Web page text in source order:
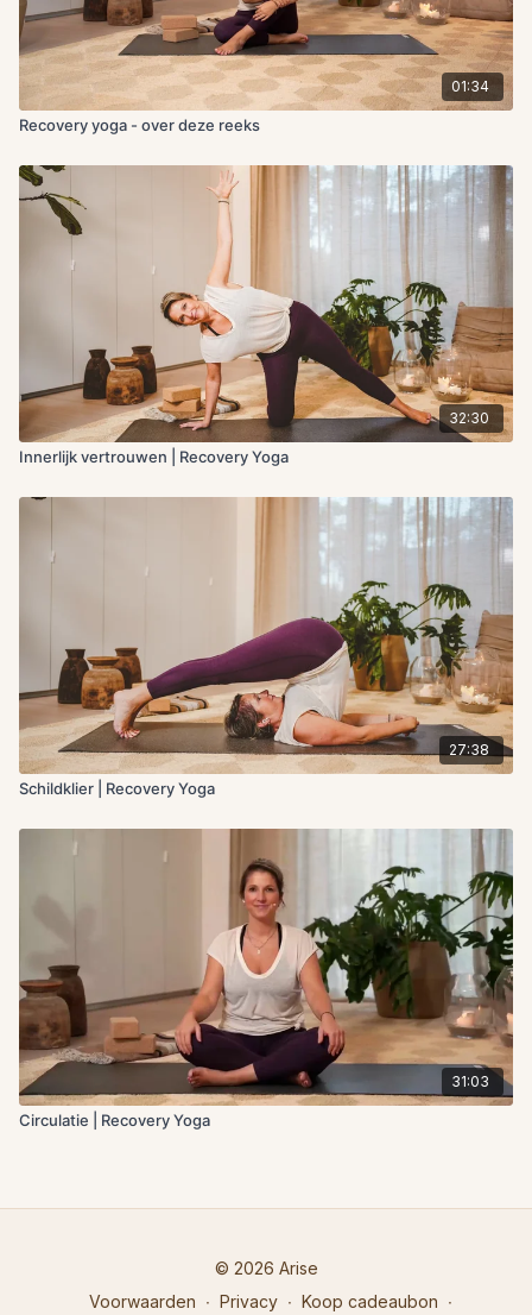
01:34
Recovery yoga - over deze reeks
32:30
Innerlijk vertrouwen | Recovery Yoga
27:38
Schildklier | Recovery Yoga
31:03
Circulatie | Recovery Yoga
© 2026 Arise
Voorwaarden ∙ Privacy ∙ Koop cadeaubon ∙